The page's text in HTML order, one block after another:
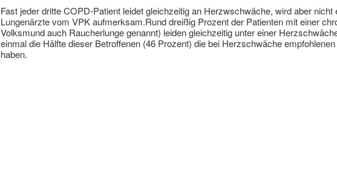
Fast jeder dritte COPD-Patient leidet gleichzeitig an Herzwschwäche, wird aber
Lungenärzte vom VPK aufmerksam.Rund dreißig Prozent der Patienten mit einer
Volksmund auch Raucherlunge genannt) leiden gleichzeitig unter einer
einmal die Hälfte dieser Betroffenen (46 Prozent) die bei Herzschwäche
haben.